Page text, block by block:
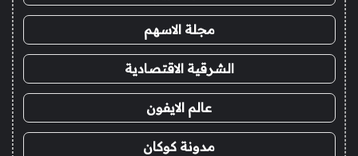
مجلة الاسهم
الشرقية الاقتصادية
عالم الايفون
مدونة كوكان